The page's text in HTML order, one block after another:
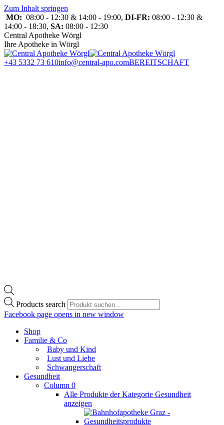
Zum Inhalt springen
MO: 08:00 - 12:30 & 14:00 - 19:00, DI-FR: 08:00 - 12:30 &
14:00 - 18:30, SA: 08:00 - 12:30
Central Apotheke Wörgl
Ihre Apotheke in Wörgl
+43 5332 73 610info@central-apo.comBEREITSCHAFT
Products search
Facebook page opens in new window
Shop
Familie & Co
Baby und Kind
Lust und Liebe
Schwangerschaft
Gesundheit
Column 0
Alle Produkte der Kategorie Gesundheit
anzeigen